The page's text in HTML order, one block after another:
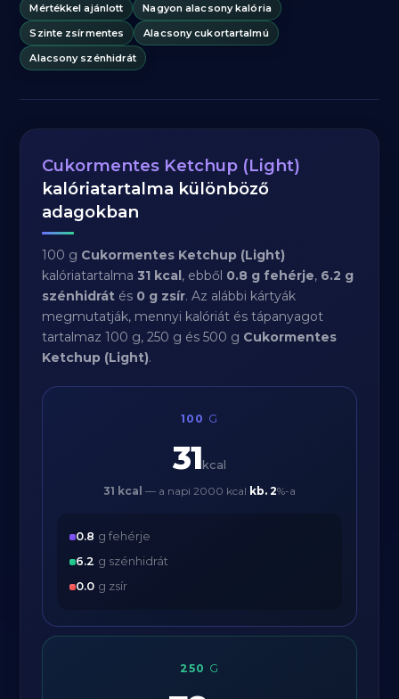
Mértékkel ajánlott
Nagyon alacsony kalória
Szinte zsírmentes
Alacsony cukortartalmú
Alacsony szénhidrát
Cukormentes Ketchup (Light)
kalóriatartalma különböző
adagokban
100 g Cukormentes Ketchup (Light)
kalóriatartalma31 kcal, ebből 0.8 g fehérje, 6.2 g
szénhidrát és 0 g zsír. Az alábbi kártyák
megmutatják, mennyi kalóriát és tápanyagot
tartalmaz 100 g, 250 g és 500 g Cukormentes
Ketchup (Light).
100 G
31 kcal
31 kcal — a napi 2000 kcal kb. 2%-a
0.8 g fehérje
6.2 g szénhidrát
0.0 g zsír
250 G